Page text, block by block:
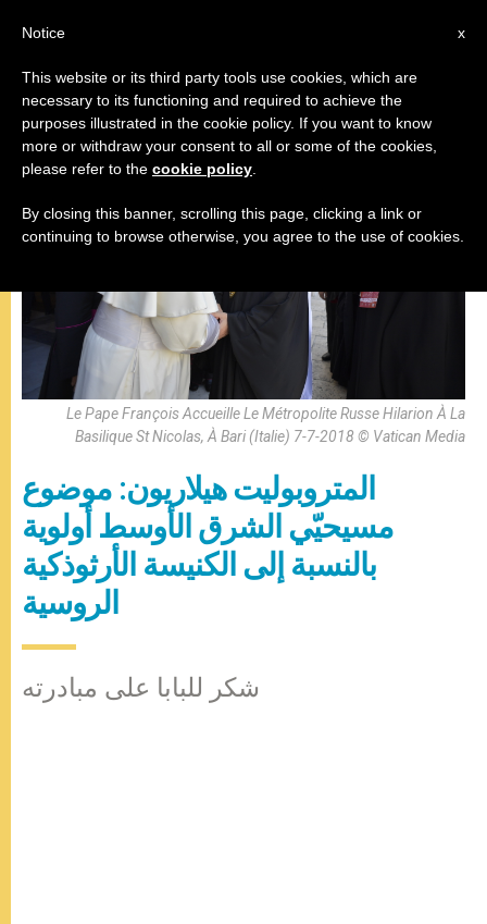
لقاءات
Le Pape François Accueille Le Métropolite Russe Hilarion À La
Basilique St Nicolas, À Bari (Italie) 7-7-2018 © Vatican Media
المتروبوليت هيلاريون: موضوع
مسيحيّي الشرق الأوسط أولوية
بالنسبة إلى الكنيسة الأرثوذكية
الروسية
شكر للبابا على مبادرته
x
Notice
This website or its third party tools use cookies, which are
necessary to its functioning and required to achieve the
purposes illustrated in the cookie policy. If you want to know
more or withdraw your consent to all or some of the cookies,
please refer to the cookie policy
By closing this banner, scrolling this page, clicking a link or
continuing to browse otherwise, you agree to the use of cookies.